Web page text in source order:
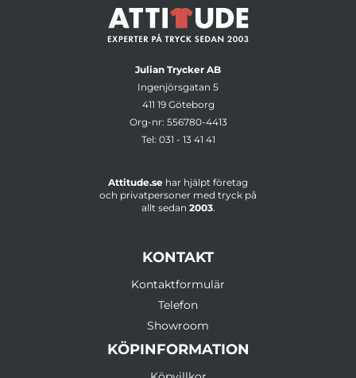
Julian Trycker AB
Ingenjörsgatan 5
411 19 Göteborg
Org-nr: 556780-4413
Tel: 031 - 13 41 41
Attitude.se har hjälpt företag
och privatpersoner med tryck på
allt sedan 2003.
KONTAKT
Kontaktformulär
Telefon
Showroom
KÖPINFORMATION